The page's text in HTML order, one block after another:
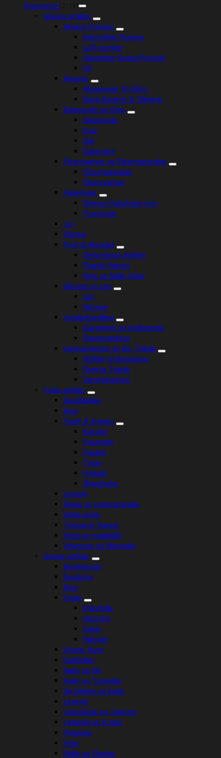
Dyrecenter
Akvarie artikler
Akvarie Pumper
Indvendige Pumper
Luft pumper
Udvendige Spand Pumper
UV
Akvarier
Akvariesæt 10-260 L
Biorb Akvarier & Tilbehør
Baggrunde og Sten
Baggrunde
Grus
Soil
Substrate
Filtersvampe og Filtermaterialer
Filtermaterialer
Filtersvampe
Fiskefoder
Diverse Fiskefoder mm
Frostfoder
Lys
Planter
Pynt til Akvariet
Dekorations Artikler
Plastik Planter
Reje og Malle Huler
Silicone og Lim
Lim
Silicone
Vandbehandling
Klargøring og Vedligehold
Plantegødning
Varmelegemer og div. Teknik
Artikler til Rengøring
Diverse Teknik
Varmelegemer
Fugle artikler
Bunddække
Bure
Foder & Snacks
Kanarie
Papegøje
Parakit
Trope
Undulat
Æggefoder
Legetøj
Reder og redemateriale
Sidde pinde
Transport Kasser
Vand og madskåle
Vitaminer og Mineraler
Gnaver artikler
Beroligende
Bundstrø
Bure
Foder
Chinchilla
Hamster
Kanin
Marsvin
Gnaver Huse
Godbidder
Halm og Hø
Huler og Tunneller
Hø hække og bolde
Legetøj
Løbegårde og Toiletter
Løbehjul og Kugler
Pelspleje
Seler
Skåle og Flasker